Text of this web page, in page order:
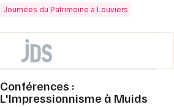
Journées du Patrimoine à Louviers
Conférences :
L'Impressionnisme à Muids